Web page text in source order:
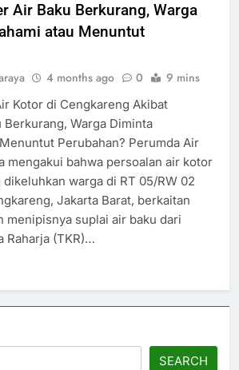
Air Baku Berkurang, Warga
atau Menuntut
4 months ago 0 9 mins
Kotor di Cengkareng Akibat
Berkurang, Warga Diminta
Perubahan? Perumda Air
mengakui bahwa persoalan air kotor
warga di RT 05/RW 02
Jakarta Barat, berkaitan
menipisnya suplai air baku dari
Raharja (TKR)…
SEARCH